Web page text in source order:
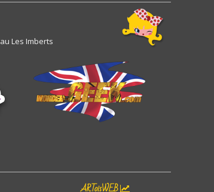
Les Imberts
ARToisWEB